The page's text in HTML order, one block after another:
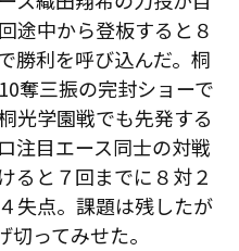
途中から登板すると８
勝利を呼び込んだ。桐
10奪三振の完封ショーで
光学園戦でも先発する
注目エース同士の対戦
ると７回までに８対２
失点。課題は残したが
ってみせた。